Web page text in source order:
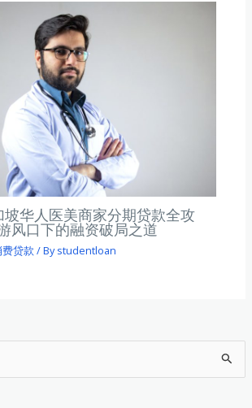
华人医美商家分期贷款全攻
风口下的融资破局之道
费贷款 / Bystudentloan